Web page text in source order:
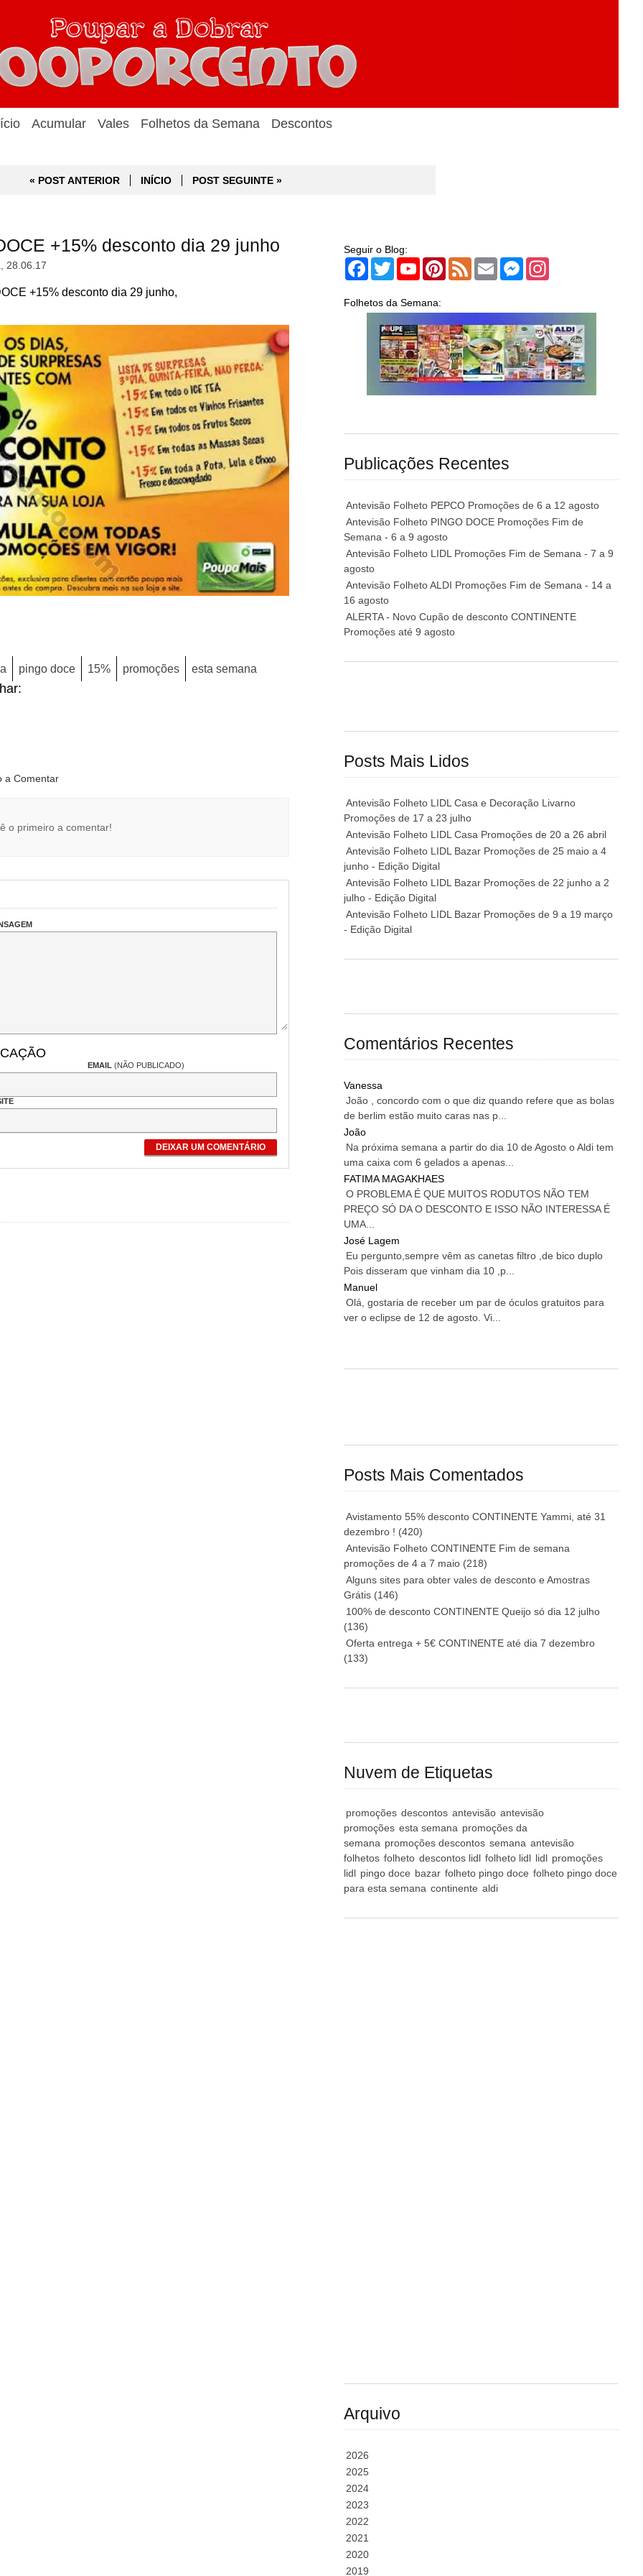
Acumular Vales Folhetos da Semana Descontos
« POST ANTERIOR INÍCIO POST SEGUINTE »
+15% desconto dia 29 junho
28.06.17
+15% desconto dia 29 junho,
pingo doce 15% promoções esta semana
a Comentar
o primeiro a comentar!
EMAIL(NÃO PUBLICADO)
DEIXAR UM COMENTÁRIO
Seguir o Blog:
Facebook
TwitterYouTubePinterest
Feed Email Messenger
Folhetos da Semana:
Publicações Recentes
Antevisão Folheto PEPCO Promoções de 6 a 12 agosto
Antevisão Folheto PINGO DOCE Promoções Fim de
Semana - 6 a 9 agosto
Antevisão Folheto LIDL Promoções Fim de Semana - 7 a 9
agosto
Antevisão Folheto ALDI Promoções Fim de Semana - 14 a
16 agosto
ALERTA - Novo Cupão de desconto CONTINENTE
Promoções até 9 agosto
Posts Mais Lidos
Antevisão Folheto LIDL Casa e Decoração Livarno
Promoções de 17 a 23 julho
Antevisão Folheto LIDL Casa Promoções de 20 a 26 abril
Antevisão Folheto LIDL Bazar Promoções de 25 maio a 4
junho - Edição Digital
Antevisão Folheto LIDL Bazar Promoções de 22 junho a 2
julho - Edição Digital
Antevisão Folheto LIDL Bazar Promoções de 9 a 19 março
- Edição Digital
Comentários Recentes
Vanessa
João , concordo com o que diz quando refere que as bolas
de berlim estão muito caras nas p...
João
Na próxima semana a partir do dia 10 de Agosto o Aldi tem
uma caixa com 6 gelados a apenas...
FATIMA MAGAKHAES
O PROBLEMA É QUE MUITOS RODUTOS NÃO TEM
PREÇO SÓ DA O DESCONTO E ISSO NÃO INTERESSA É
UMA...
José Lagem
Eu pergunto,sempre vêm as canetas filtro ,de bico duplo
Pois disseram que vinham dia 10 ,p...
Manuel
Olá, gostaria de receber um par de óculos gratuitos para
ver o eclipse de 12 de agosto. Vi...
Posts Mais Comentados
Avistamento 55% desconto CONTINENTE Yammi, até 31
dezembro ! (420)
Antevisão Folheto CONTINENTE Fim de semana
promoções de 4 a 7 maio (218)
Alguns sites para obter vales de desconto e Amostras
Grátis (146)
100% de desconto CONTINENTE Queijo só dia 12 julho
(136)
Oferta entrega + 5€ CONTINENTE até dia 7 dezembro
(133)
Nuvem de Etiquetas
promoções descontos antevisão antevisão
promoções esta semana promoções da
semana promoções descontos semana antevisão
folhetos folheto descontos lidl folheto lidl lidl promoções
lidl pingo doce bazar folheto pingo doce folheto pingo doce
para esta semana continente aldi
Arquivo
2026
2025
2024
2023
2022
2021
2020
2019